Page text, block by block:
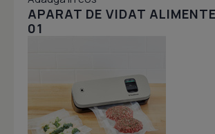
APARAT DE VIDAT
01